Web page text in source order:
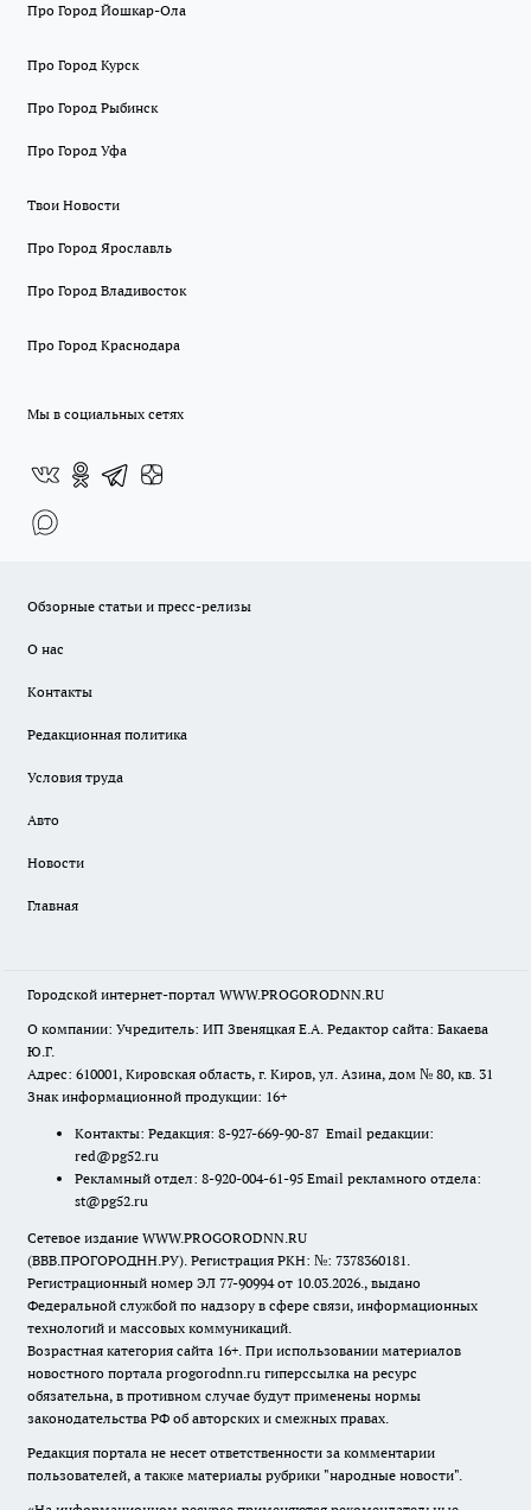
Про Город Йошкар-Ола
Про Город Курск
Про Город Рыбинск
Про Город Уфа
Твои Новости
Про Город Ярославль
Про Город Владивосток
Про Город Краснодара
Мы в социальных сетях
Обзорные статьи и пресс-релизы
О нас
Контакты
Редакционная политика
Условия труда
Авто
Новости
Главная
Городской интернет-портал WWW.PROGORODNN.RU
О компании: Учредитель: ИП Звеняцкая Е.А. Редактор сайта: Бакаева
Ю.Г.
Адрес: 610001, Кировская область, г. Киров, ул. Азина, дом № 80, кв. 31
Знак информационной продукции: 16+
Контакты: Редакция: 8-927-669-90-87 Email редакции:
red@pg52.ru
Рекламный отдел: 8-920-004-61-95 Email рекламного отдела:
st@pg52.ru
Сетевое издание WWW.PROGORODNN.RU
(ВВВ.ПРОГОРОДНН.РУ). Регистрация РКН: №: 7378360181.
Регистрационный номер ЭЛ 77-90994 от 10.03.2026., выдано
Федеральной службой по надзору в сфере связи, информационных
технологий и массовых коммуникаций.
Возрастная категория сайта 16+. При использовании материалов
новостного портала progorodnn.ru гиперссылка на ресурс
обязательна, в противном случае будут применены нормы
законодательства РФ об авторских и смежных правах.
Редакция портала не несет ответственности за комментарии
пользователей, а также материалы рубрики "народные новости".